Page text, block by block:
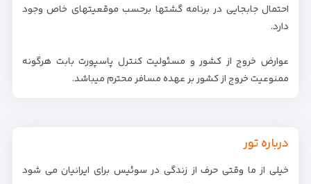
احتمال جابجایی در برنامه گشتها برحسب موقعیتهای خاص وجود
دارد.
عوارض خروج از کشور و مسئولیت کنترل پاسپورت بابت هرگونه
ممنوعیت خروج از کشور بر عهده مسافر محترم میباشد.
درباره تور
خیلی از ما وقتی حرف از زندگی در سوئیس برای ایرانیان می شود